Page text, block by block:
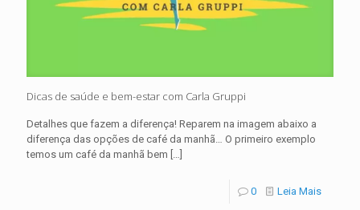
Dicas de saúde e bem-estar com Carla Gruppi
Detalhes que fazem a diferença! Reparem na imagem abaixo a
diferença das opções de café da manhã… O primeiro exemplo
temos um café da manhã bem
0 Leia Mais